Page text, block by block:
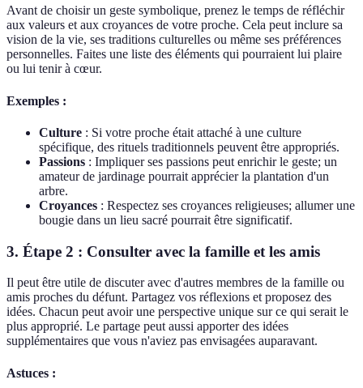
Avant de choisir un geste symbolique, prenez le temps de réfléchir
aux valeurs et aux croyances de votre proche. Cela peut inclure sa
vision de la vie, ses traditions culturelles ou même ses préférences
personnelles. Faites une liste des éléments qui pourraient lui plaire
ou lui tenir à cœur.
Exemples :
Culture : Si votre proche était attaché à une culture
spécifique, des rituels traditionnels peuvent être appropriés.
Passions : Impliquer ses passions peut enrichir le geste; un
amateur de jardinage pourrait apprécier la plantation d'un
arbre.
Croyances : Respectez ses croyances religieuses; allumer une
bougie dans un lieu sacré pourrait être significatif.
3. Étape 2 : Consulter avec la famille et les amis
Il peut être utile de discuter avec d'autres membres de la famille ou
amis proches du défunt. Partagez vos réflexions et proposez des
idées. Chacun peut avoir une perspective unique sur ce qui serait le
plus approprié. Le partage peut aussi apporter des idées
supplémentaires que vous n'aviez pas envisagées auparavant.
Astuces :